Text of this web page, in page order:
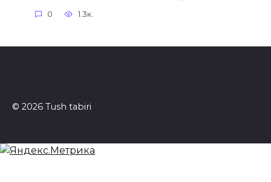
0 1.3к.
© 2026 Tush tabiri